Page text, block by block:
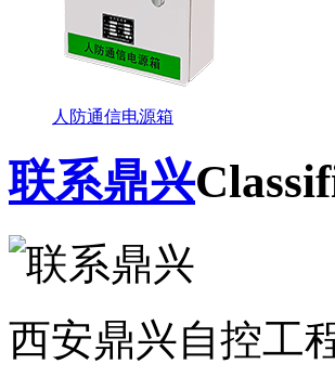
人防通信电源箱
联系鼎兴
西安鼎兴自控工